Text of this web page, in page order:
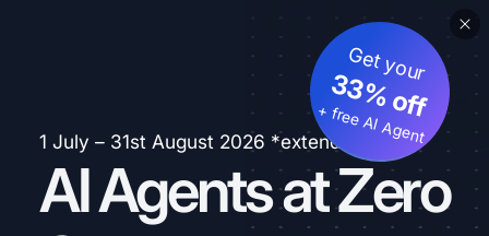
1 July – 31st August 2026 *extended
AI Agents at Zero
Get your
33% off
+ free AI Agent